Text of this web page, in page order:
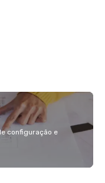
configuração e